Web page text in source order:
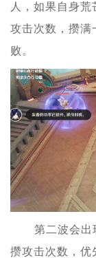
人，如果自身
攻击次数，攒满
败。
第二波会出
攒攻击次数，优